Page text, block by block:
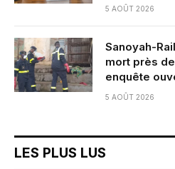
5 AOÛT 2026
Sanoyah-
mort près
enquête
5 AOÛT 2026
LES PLUS LUS